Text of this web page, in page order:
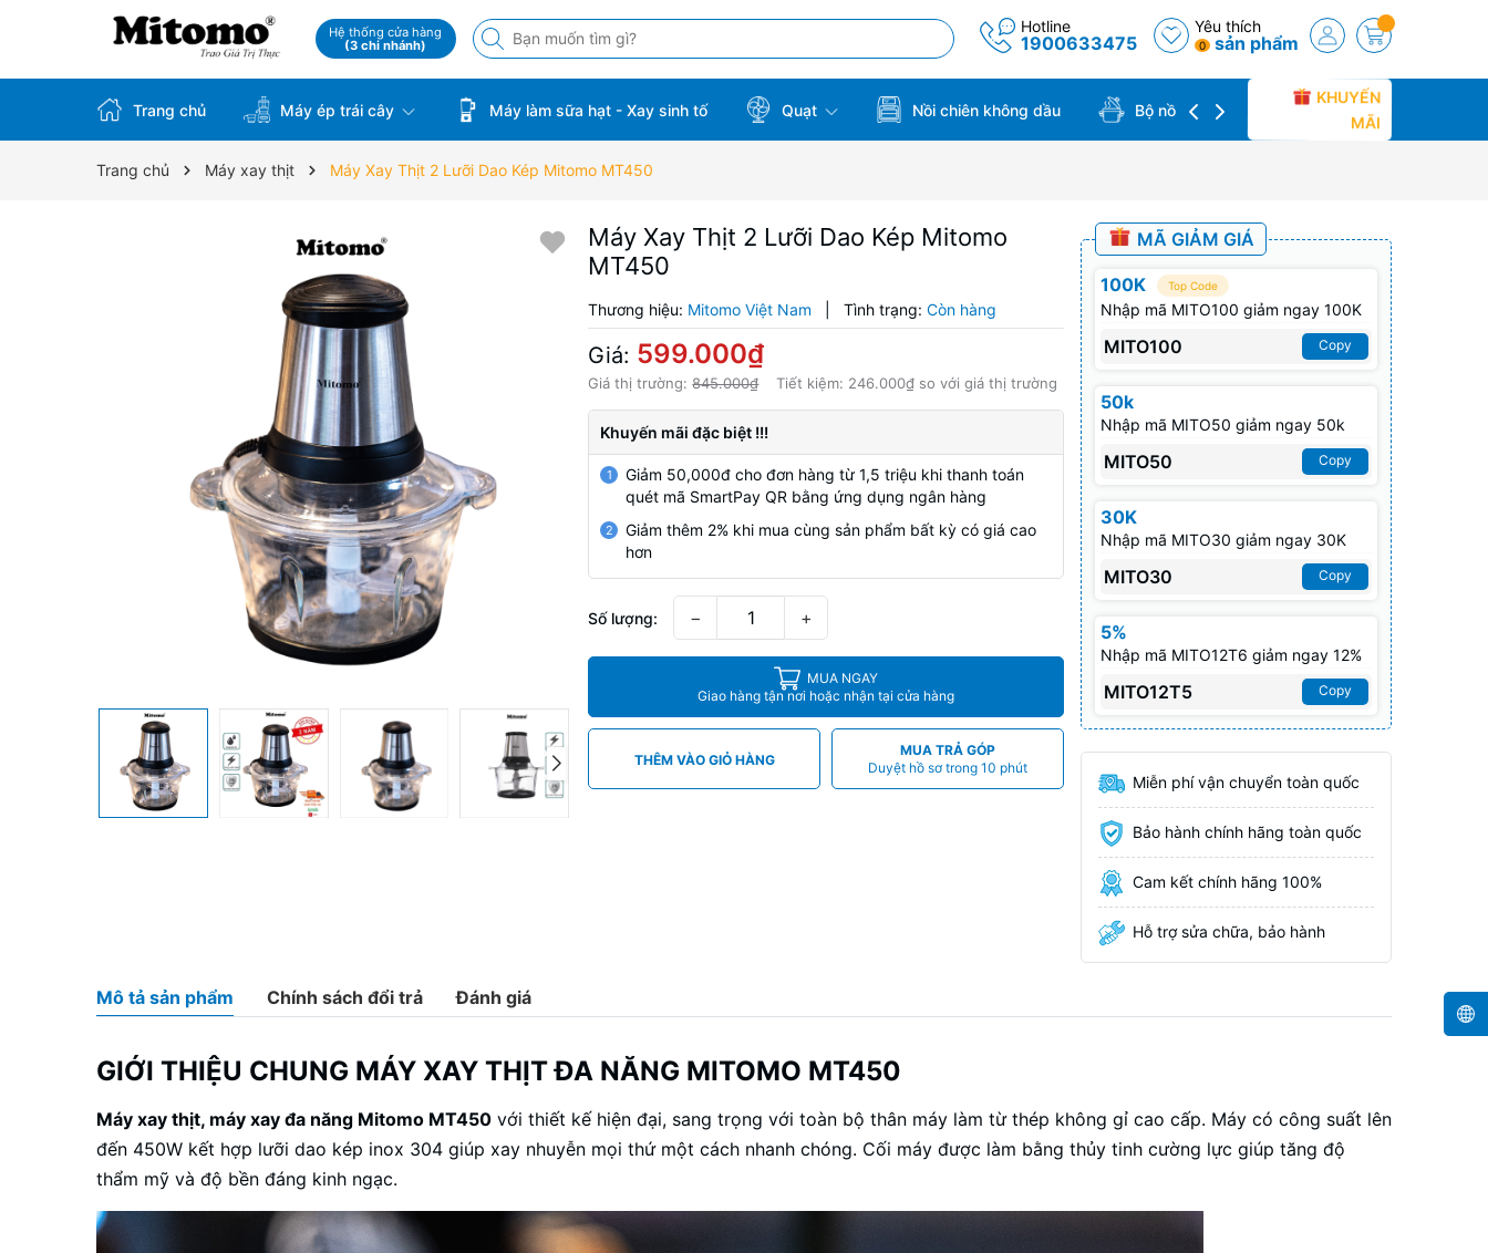
Hệ thống cửa hàng
(3 chi nhánh)
Hotline
1900633475
Yêu thích
0 sản phẩm
Trang chủ Máy ép trái cây Máy làm sữa hạt - Xay sinh tố Quạt Nồi chiên không dầu Bộ nồi chảo Bàn ủi hơi nước
KHUYẾN
MÃI
Trang chủ Máy xay thịt Máy Xay Thịt 2 Lưỡi Dao Kép Mitomo MT450
Máy Xay Thịt 2 Lưỡi Dao Kép Mitomo
MT450
Thương hiệu: Mitomo Việt Nam Tình trạng: Còn hàng
Giá: 599.000₫
Giá thị trường:845.000₫ Tiết kiệm: 246.000₫ so với giá thị trường
Khuyến mãi đặc biệt !!!
1
Giảm 50,000đ cho đơn hàng từ 1,5 triệu khi thanh toán
quét mã SmartPay QR bằng ứng dụng ngân hàng
2
Giảm thêm 2% khi mua cùng sản phẩm bất kỳ có giá cao
hơn
Số lượng: − +
MUA NGAY
Giao hàng tận nơi hoặc nhận tại cửa hàng
THÊM VÀO GIỎ HÀNG
MUA TRẢ GÓP
Duyệt hồ sơ trong 10 phút
MÃ GIẢM GIÁ
100K Top Code
Nhập mã MITO100 giảm ngay 100K
MITO100 Copy
50k
Nhập mã MITO50 giảm ngay 50k
MITO50 Copy
30K
Nhập mã MITO30 giảm ngay 30K
MITO30 Copy
5%
Nhập mã MITO12T6 giảm ngay 12%
MITO12T5 Copy
Miễn phí vận chuyển toàn quốc
Bảo hành chính hãng toàn quốc
Cam kết chính hãng 100%
Hỗ trợ sửa chữa, bảo hành
Mô tả sản phẩm Chính sách đổi trả Đánh giá
GIỚI THIỆU CHUNG MÁY XAY THỊT ĐA NĂNG MITOMO MT450
Máy xay thịt, máy xay đa năng Mitomo MT450 với thiết kế hiện đại, sang trọng với toàn bộ thân máy làm từ thép không gỉ cao cấp. Máy có công suất lên
đến 450W kết hợp lưỡi dao kép inox 304 giúp xay nhuyễn mọi thứ một cách nhanh chóng. Cối máy được làm bằng thủy tinh cường lực giúp tăng độ
thẩm mỹ và độ bền đáng kinh ngạc.